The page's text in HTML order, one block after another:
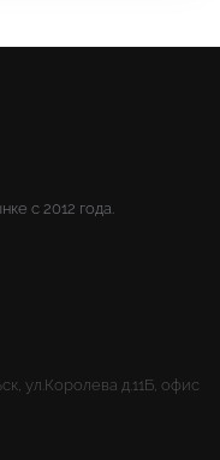
с 2012 года.
ул.Королева д.11Б, офис